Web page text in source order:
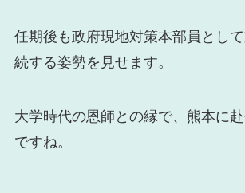
任期後も政府現地対策本部員とし
続する姿勢を見せます。
大学時代の恩師との縁で、熊本に
ですね。